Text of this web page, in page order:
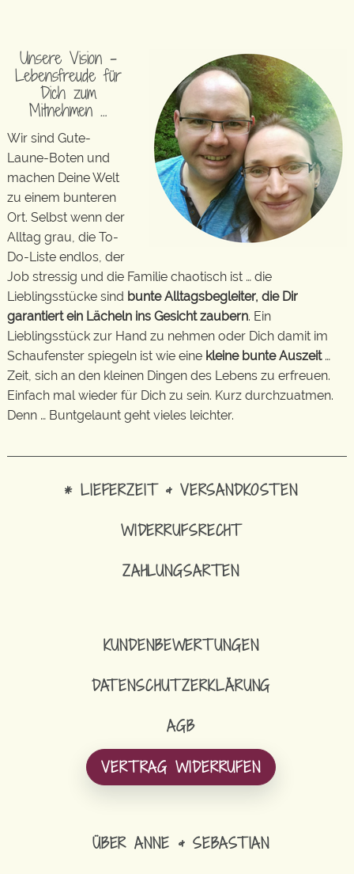
Unsere Vision –
Lebensfreude für
Dich zum
Mitnehmen …
Wir sind Gute-
Laune-Boten und
machen Deine Welt
zu einem bunteren
Ort. Selbst wenn der
Alltag grau, die To-
Do-Liste endlos, der
Job stressig und die Familie chaotisch ist … die
Lieblingsstücke sind bunte Alltagsbegleiter, die Dir
garantiert ein Lächeln ins Gesicht zaubern. Ein
Lieblingsstück zur Hand zu nehmen oder Dich damit im
Schaufenster spiegeln ist wie eine kleine bunte Auszeit…
Zeit, sich an den kleinen Dingen des Lebens zu erfreuen.
Einfach mal wieder für Dich zu sein. Kurz durchzuatmen.
Denn … Buntgelaunt geht vieles leichter.
* LIEFERZEIT & VERSANDKOSTEN
WIDERRUFSRECHT
ZAHLUNGSARTEN
KUNDENBEWERTUNGEN
DATENSCHUTZERKLÄRUNG
AGB
VERTRAG WIDERRUFEN
ÜBER ANNE & SEBASTIAN